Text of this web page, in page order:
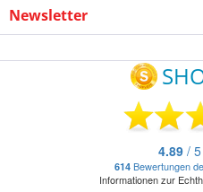
Newsletter